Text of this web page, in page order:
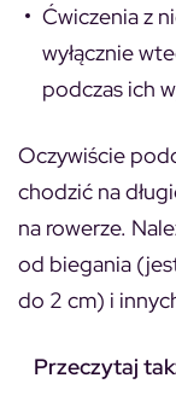
Ćwiczenia z
wyłącznie
podczas ich
Oczywiście
chodzić na
na rowerze.
od biegania
do 2 cm) i
Przeczytaj